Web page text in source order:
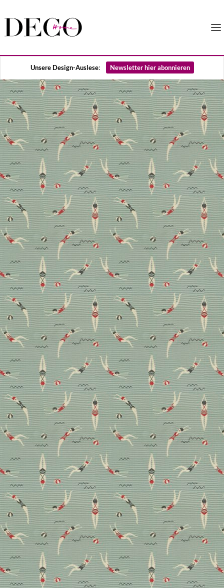
Unsere Design-Auslese: Newsletter hier abonnieren
Süße Bescherung: Zu
Besuch bei Sawade Berlin
Wenn Lebkuchen, Pralinen und andere Köstlichkeiten
von guter Qualität sind, wird Genuss zu einer
festlichen Tugend. Zur Vorbereitung auf die Feiertage
haben wir deshalb im neu eröffneten Laden der
Pralinenmanufaktur Sawade in Berlin-Schlachtensee
vorbeigeschaut. Hier erzählen wir Ihnen, was sie
besonders macht.
Advertorial Handwerk Lifestyle Weihnachten